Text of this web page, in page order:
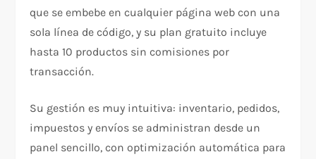
que se embebe en cualquier página web con una
sola línea de código, y su plan gratuito incluye
hasta 10 productos sin comisiones por
transacción.
Su gestión es muy intuitiva: inventario, pedidos,
impuestos y envíos se administran desde un
panel sencillo, con optimización automática para